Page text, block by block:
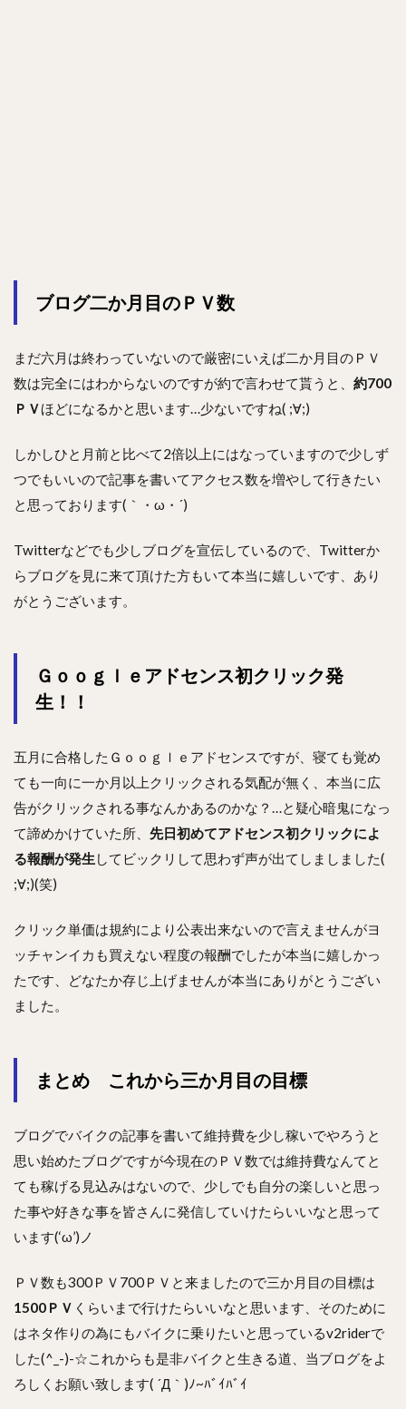
ブログ二か月目のＰＶ数
まだ六月は終わっていないので厳密にいえば二か月目のＰＶ
数は完全にはわからないのですが約で言わせて貰うと、 約700
ＰＶほどになるかと思います…少ないですね( ;∀;)
しかしひと月前と比べて2倍以上にはなっていますので少しず
つでもいいので記事を書いてアクセス数を増やして行きたい
と思っております(｀・ω・´)
Twitterなどでも少しブログを宣伝しているので、Twitterか
らブログを見に来て頂けた方もいて本当に嬉しいです、あり
がとうございます。
Ｇｏｏｇｌｅアドセンス初クリック発
生！！
五月に合格したＧｏｏｇｌｅアドセンスですが、寝ても覚め
ても一向に一か月以上クリックされる気配が無く、本当に広
告がクリックされる事なんかあるのかな？…と疑心暗鬼になっ
て諦めかけていた所、 先日初めてアドセンス初クリックによ
る報酬が発生 してビックリして思わず声が出てしましました(
;∀;)(笑)
クリック単価は規約により公表出来ないので言えませんがヨ
ッチャンイカも買えない程度の報酬でしたが本当に嬉しかっ
たです、どなたか存じ上げませんが本当にありがとうござい
ました。
まとめ これから三か月目の目標
ブログでバイクの記事を書いて維持費を少し稼いでやろうと
思い始めたブログですが今現在のＰＶ数では維持費なんてと
ても稼げる見込みはないので、少しでも自分の楽しいと思っ
た事や好きな事を皆さんに発信していけたらいいなと思って
います(‘ω’)ノ
ＰＶ数も300ＰＶ700ＰＶと来ましたので三か月目の目標は
1500ＰＶ くらいまで行けたらいいなと思います、そのために
はネタ作りの為にもバイクに乗りたいと思っているv2riderで
した(^_-)-☆これからも是非バイクと生きる道、当ブログをよ
ろしくお願い致します( ´Д｀)ﾉ~ﾊﾞｲﾊﾞｲ